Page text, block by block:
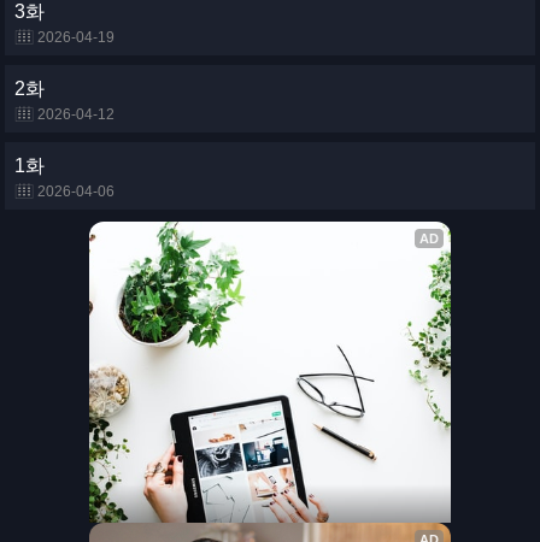
3화
2026-04-19
2화
2026-04-12
1화
2026-04-06